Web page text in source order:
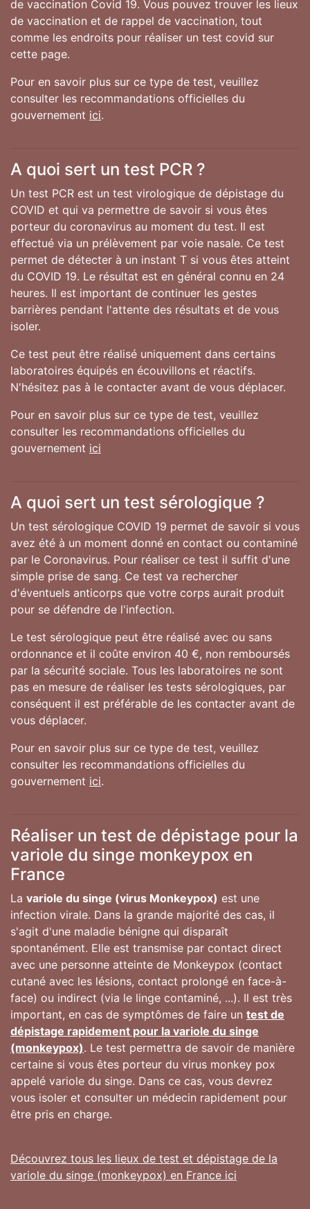
de vaccination Covid 19. Vous pouvez trouver les lieux
de vaccination et de rappel de vaccination, tout
comme les endroits pour réaliser un test covid sur
cette page.
Pour en savoir plus sur ce type de test, veuillez
consulter les recommandations officielles du
gouvernement ici.
A quoi sert un test PCR ?
Un test PCR est un test virologique de dépistage du
COVID et qui va permettre de savoir si vous êtes
porteur du coronavirus au moment du test. Il est
effectué via un prélèvement par voie nasale. Ce test
permet de détecter à un instant T si vous êtes atteint
du COVID 19. Le résultat est en général connu en 24
heures. Il est important de continuer les gestes
barrières pendant l'attente des résultats et de vous
isoler.
Ce test peut être réalisé uniquement dans certains
laboratoires équipés en écouvillons et réactifs.
N'hésitez pas à le contacter avant de vous déplacer.
Pour en savoir plus sur ce type de test, veuillez
consulter les recommandations officielles du
gouvernement ici
A quoi sert un test sérologique ?
Un test sérologique COVID 19 permet de savoir si vous
avez été à un moment donné en contact ou contaminé
par le Coronavirus. Pour réaliser ce test il suffit d'une
simple prise de sang. Ce test va rechercher
d'éventuels anticorps que votre corps aurait produit
pour se défendre de l'infection.
Le test sérologique peut être réalisé avec ou sans
ordonnance et il coûte environ 40 €, non remboursés
par la sécurité sociale. Tous les laboratoires ne sont
pas en mesure de réaliser les tests sérologiques, par
conséquent il est préférable de les contacter avant de
vous déplacer.
Pour en savoir plus sur ce type de test, veuillez
consulter les recommandations officielles du
gouvernement ici.
Réaliser un test de dépistage pour la
variole du singe monkeypox en
France
La variole du singe (virus Monkeypox) est une
infection virale. Dans la grande majorité des cas, il
s'agit d'une maladie bénigne qui disparaît
spontanément. Elle est transmise par contact direct
avec une personne atteinte de Monkeypox (contact
cutané avec les lésions, contact prolongé en face-à-
face) ou indirect (via le linge contaminé, ...). Il est très
important, en cas de symptômes de faire un test de
dépistage rapidement pour la variole du singe
(monkeypox). Le test permettra de savoir de manière
certaine si vous êtes porteur du virus monkey pox
appelé variole du singe. Dans ce cas, vous devrez
vous isoler et consulter un médecin rapidement pour
être pris en charge.
Découvrez tous les lieux de test et dépistage de la
variole du singe (monkeypox) en France ici